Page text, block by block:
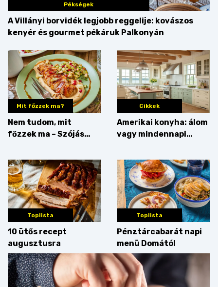
Pékségek
A Villányi borvidék legjobb reggelije: kovászos
kenyér és gourmet pékáruk Palkonyán
Mit főzzek ma?
Nem tudom, mit
főzzek ma – Szójás
Cikkek
Amerikai konyha: álom
vagy mindennapi
az érveket
Toplista
10 ütős recept
augusztusra
Toplista
Pénztárcabarát napi
menü Domától